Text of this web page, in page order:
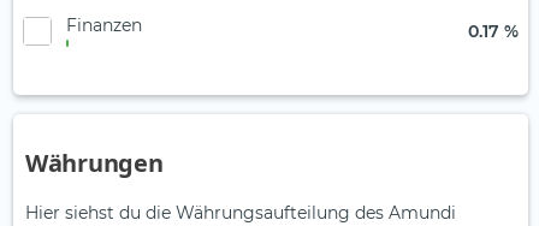
Finanzen 0.17 %
Währungen
Hier siehst du die Währungsaufteilung des Amundi